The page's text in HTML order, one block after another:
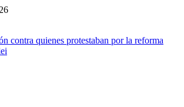
contra quienes protestaban por la reforma